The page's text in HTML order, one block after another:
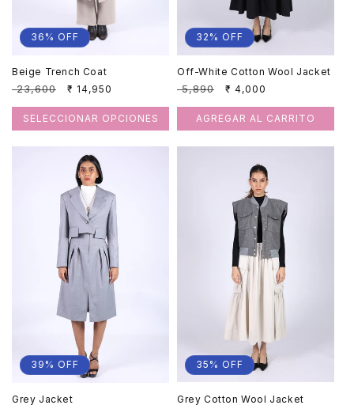
36% OFF
Beige Trench Coat
Precio
₹ 23,600
Precio
oferta
₹ 14,950
SELECCIONAR OPCIONES
32% OFF
Off-White Cotton Wool Jacket
Precio
₹ 5,890
Precio
oferta
₹ 4,000
AGREGAR AL CARRITO
39% OFF
Grey Jacket
35% OFF
Grey Cotton Wool Jacket